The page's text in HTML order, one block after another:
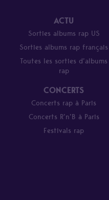
ACTU
Sorties albums rap US
Sorties albums rap français
Toutes les sorties d’albums
rap
CONCERTS
Concerts rap à Paris
Concerts R’n’B à Paris
Festivals rap